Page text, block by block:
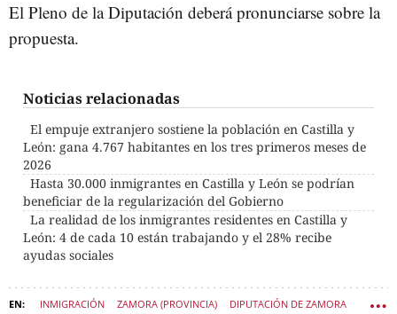
El Pleno de la Diputación deberá pronunciarse sobre la
propuesta.
Noticias relacionadas
El empuje extranjero sostiene la población en Castilla y
León: gana 4.767 habitantes en los tres primeros meses de
2026
Hasta 30.000 inmigrantes en Castilla y León se podrían
beneficiar de la regularización del Gobierno
La realidad de los inmigrantes residentes en Castilla y
León: 4 de cada 10 están trabajando y el 28% recibe
ayudas sociales
INMIGRACIÓN ZAMORA (PROVINCIA) DIPUTACIÓN DE ZAMORA